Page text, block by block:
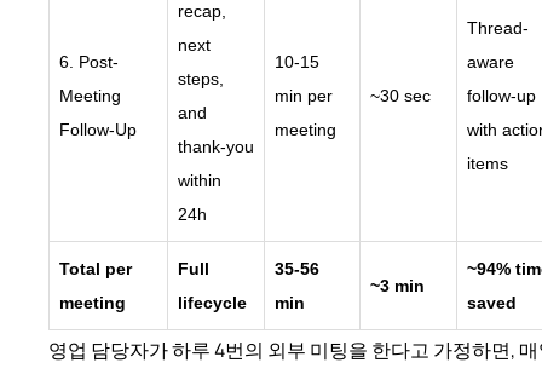
6. Post-
Meeting
Follow-Up
recap,
next
steps,
and
thank-you
within
24h
10-15
min per
meeting
~30 sec
Thread-
aware
follow-up
with
items
Total per
meeting
Full
lifecycle
35-56
min
~3 min
~94%
saved
영업 담당자가 하루 4번의 외부 미팅을 한다고 가정하면,